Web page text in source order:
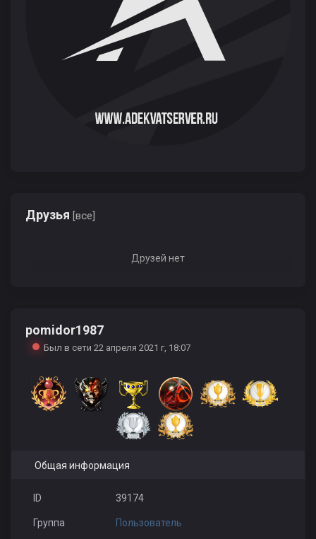
Друзья [все]
Друзей нет
pomidor1987
Был в сети 22 апреля 2021 г, 18:07
Общая информация
ID 39174
Группа Пользователь